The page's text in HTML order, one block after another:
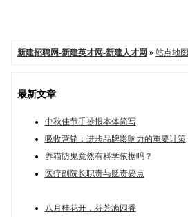
新建招聘网-新建英才网-新建人才网 » 站点地图
最新文章
中秋佳节手抄报本体简写
吸收营销：进步品牌影响力的重要计策
养猫防鬼竟然有科学依据吗？
医疗副院长职责与贬责要点
八月桂花开，芬芳满园香